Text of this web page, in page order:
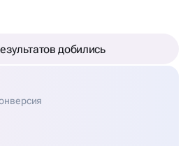
добились